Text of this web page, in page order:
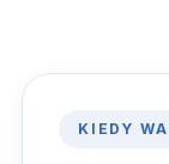
KIEDY